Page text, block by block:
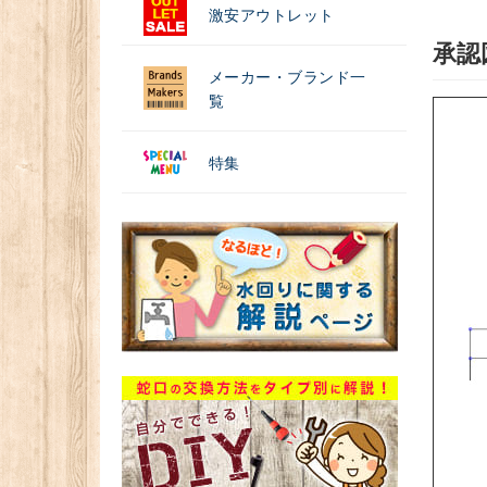
激安アウトレット
メーカー・ブランド一
覧
特集
承認